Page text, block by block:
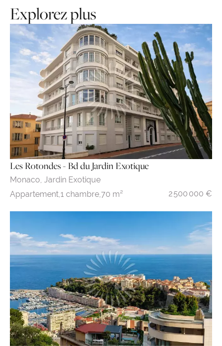
Explorez plus
Les Rotondes - Bd du Jardin Exotique
Monaco, Jardin Exotique
Appartement, 1 chambre, 70 m² 2 500 000 €